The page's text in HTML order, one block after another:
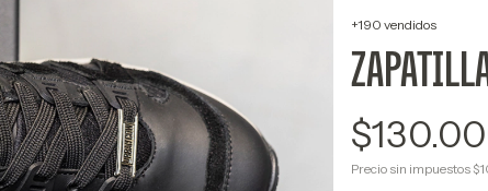
+190 vendidos
Precio sin impuestos